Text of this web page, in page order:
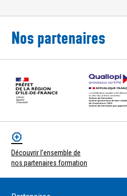
Nos partenaires
Découvrir l’ensemble de
nos partenaires formation